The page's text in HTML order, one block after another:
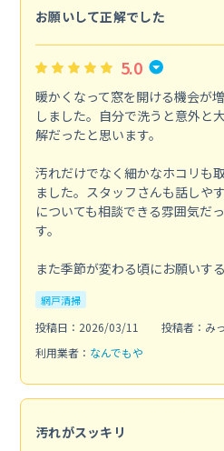
お願いして正解でした
5.0
暖かくなって窓を開ける機会が
しました。自分で洗うと意外と
解だったと思います。
汚れだけでなく細かなホコリも
ました。スタッフさんも話しや
についても相談できる雰囲気だ
す。
また季節が変わる頃にお願いする
網戸清掃
投稿日：2026/03/11
投稿者：み
利用業者： なんでもや
汚れがスッキリ